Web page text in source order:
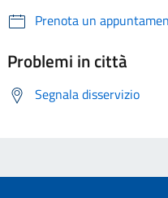
Prenota un
Problemi in città
Segnala disservizio